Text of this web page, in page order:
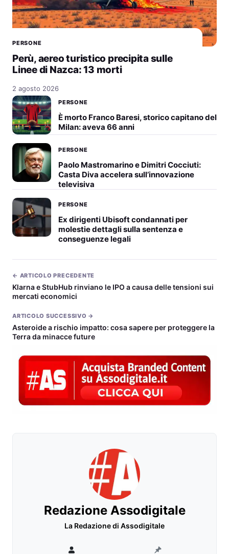
PERSONE
Perù, aereo turistico precipita sulle
Linee di Nazca: 13 morti
2 agosto 2026
PERSONE
È morto Franco Baresi, storico capitano del
Milan: aveva 66 anni
PERSONE
Paolo Mastromarino e Dimitri Cocciuti:
Casta Diva accelera sull’innovazione
televisiva
PERSONE
Ex dirigenti Ubisoft condannati per
molestie dettagli sulla sentenza e
conseguenze legali
← ARTICOLO PRECEDENTE
Klarna e StubHub rinviano le IPO a causa delle tensioni sui
mercati economici
ARTICOLO SUCCESSIVO →
Asteroide a rischio impatto: cosa sapere per proteggere la
Terra da minacce future
Redazione Assodigitale
La Redazione di Assodigitale